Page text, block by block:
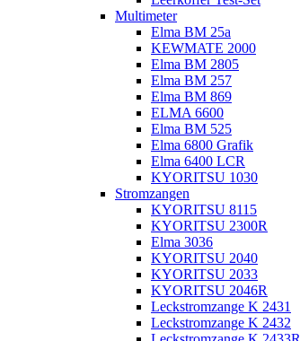
Multimeter
Elma BM 25a
KEWMATE 2000
Elma BM 2805
Elma BM 257
Elma BM 869
ELMA 6600
Elma BM 525
Elma 6800 Grafik
Elma 6400 LCR
KYORITSU 1030
Stromzangen
KYORITSU 8115
KYORITSU 2300R
Elma 3036
KYORITSU 2040
KYORITSU 2033
KYORITSU 2046R
Leckstromzange K 2431
Leckstromzange K 2432